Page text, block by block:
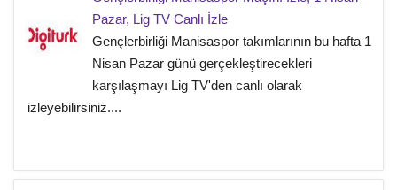
Pazar, Lig TV Canlı İzle
Gençlerbirliği Manisaspor takımlarının bu hafta 1
Nisan Pazar günü gerçekleştirecekleri
karşılaşmayı Lig TV'den canlı olarak
izleyebilirsiniz....